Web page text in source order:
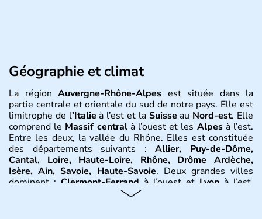
Géographie et climat
La région Auvergne-Rhône-Alpes est située dans la
partie centrale et orientale du sud de notre pays. Elle est
limitrophe de l’Italie à l’est et la Suisse au Nord-est. Elle
comprend le Massif centralà l’ouest et les Alpesà l’est.
Entre les deux, la vallée du Rhône. Elles est constituée
des départements suivants :Allier, Puy-de-Dôme,
Cantal, Loire, Haute-Loire, Rhône, Drôme Ardèche,
Isère, Ain, Savoie, Haute-Savoie. Deux grandes villes
dominent : Clermont-Ferrand à l’ouest et Lyon à l’est.
D’autres villes ont une réelle importance dans la région